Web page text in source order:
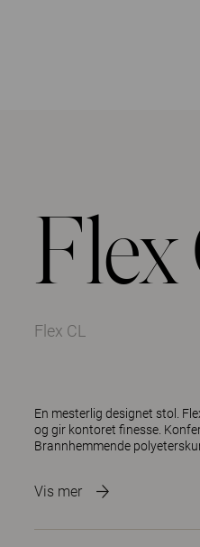
Flex CL
En mesterlig designet stol.
og gir kontoret finesse.
Brannhemmende
Vis mer